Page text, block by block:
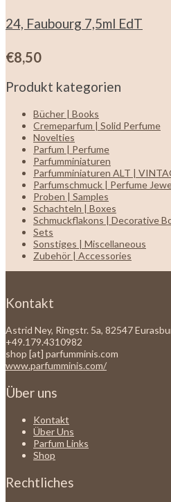
24, Faubourg 7,5ml EdT
€8,50
Produkt kategorien
Bücher | Books
Cremeparfum | Solid Perfume
Novelties
Parfum | Perfume
Parfumminiaturen
Parfumminiaturen ALT |
Parfumschmuck | Perfume
Proben | Samples
Schachteln | Boxes
Schmuckflakons | Decorative
Sets
Sonstiges | Miscellaneous
Zubehör | Accessories
Kontakt
Astrid Ney, Ringstr. 5a, 82547
+49.179.4310982
shop [at] parfumminis.com
www.parfumminis.com/
Über uns
Kontakt
Über Uns
Parfum Links
Shop
Rechtliches